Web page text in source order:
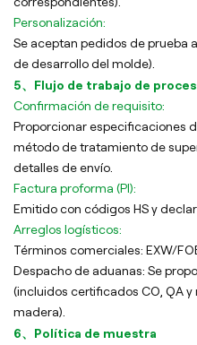
Personalización:
Se aceptan pedidos de prueba
de desarrollo del molde).
5、Flujo de trabajo de
Confirmación de requisito:
Proporcionar especificaciones
método de tratamiento de
detalles de envío.
Factura proforma (PI):
Emitido con códigos HS y
Arreglos logísticos:
Términos comerciales: EXW/
Despacho de aduanas: Se
(incluidos certificados CO, QA
madera).
6、Política de muestra